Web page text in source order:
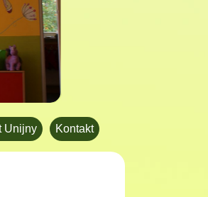
Unijny Kontakt